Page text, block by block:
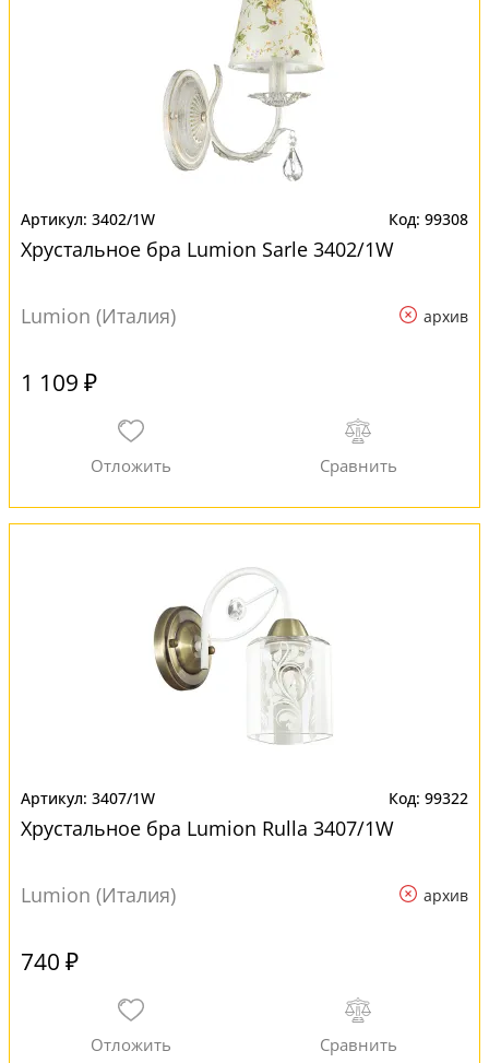
3402/1W 99308
Хрустальное бра Lumion Sarle 3402/1W
Lumion (Италия) архив
1 109 ₽
3407/1W 99322
Хрустальное бра Lumion Rulla 3407/1W
Lumion (Италия) архив
740 ₽